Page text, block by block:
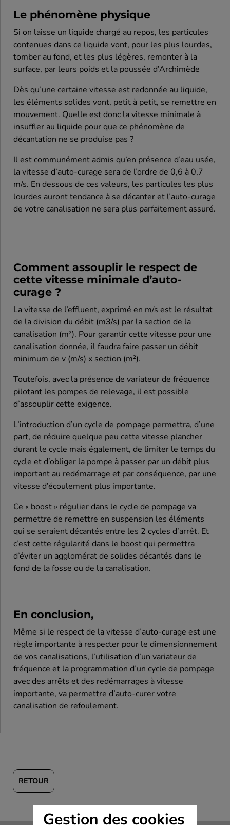
Le phénomène physique
Si on laisse un liquide chargé au repos, les particules
contenues dans ce liquide vont, pour les plus lourdes,
tomber au fond, et les plus légères, remonter à la
surface, par leurs poids et la poussée d’Archimède
Dès qu’une certaine vitesse est redonnée au liquide,
les éléments solides vont, petit à petit, se remettre en
mouvement. Quelle est donc la vitesse minimale à
insuffler au liquide pour que ce phénomène de
décantation ne se produise pas ?
Il est communément admis qu’en présence d’eau usée,
la vitesse d’auto-curage sera de l’ordre de 0,6 à 0,7
m/s. En dessous de ces valeurs, les particules les plus
lourdes auront tendance à se décanter et l’auto-curage
de votre canalisation ne sera plus parfaitement assuré.
Comment assouplir le respect de
cette vitesse minimale d’auto-
curage ?
La vitesse de l’effluent, exprimé en m/s est le résultat
de la division du débit (m3/s) par la section de la
canalisation (m²). Pour garantir cette vitesse pour une
canalisation donnée, il faudra faire passer un débit
minimum de v (m/s) x section (m²).
Toutefois, avec la présence de variateur de fréquence
pilotant les pompes de relevage, il est possible
d’assouplir cette exigence.
L’introduction d’un cycle de pompage permettra, d’une
part, de réduire quelque peu cette vitesse plancher
durant le cycle mais également, de limiter le temps du
cycle et d’obliger la pompe à passer par un débit plus
important au redémarrage et par conséquence, par une
vitesse d’écoulement plus importante.
Ce « boost » régulier dans le cycle de pompage va
permettre de remettre en suspension les éléments
qui se seraient décantés entre les 2 cycles d’arrêt. Et
c’est cette régularité dans le boost qui permettra
d’éviter un agglomérat de solides décantés dans le
fond de la fosse ou de la canalisation.
En conclusion,
Même si le respect de la vitesse d’auto-curage est une
règle importante à respecter pour le dimensionnement
de vos canalisations, l’utilisation d’un variateur de
fréquence et la programmation d’un cycle de pompage
avec des arrêts et des redémarrages à vitesse
importante, va permettre d’auto-curer votre
canalisation de refoulement.
RETOUR
Gestion des cookies